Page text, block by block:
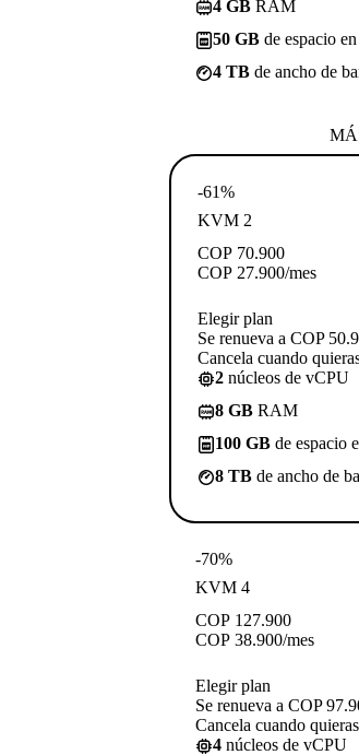
4 GB RAM
50 GB de espacio
4 TB de ancho de
-61%
KVM 2
COP 70.900
COP 27.900/mes
Elegir plan
Se renueva a COP
Cancela cuando
2 núcleos de vCPU
8 GB RAM
100 GB de espacio
8 TB de ancho de
-70%
KVM 4
COP 127.900
COP 38.900/mes
Elegir plan
Se renueva a COP
Cancela cuando
4 núcleos de vCPU